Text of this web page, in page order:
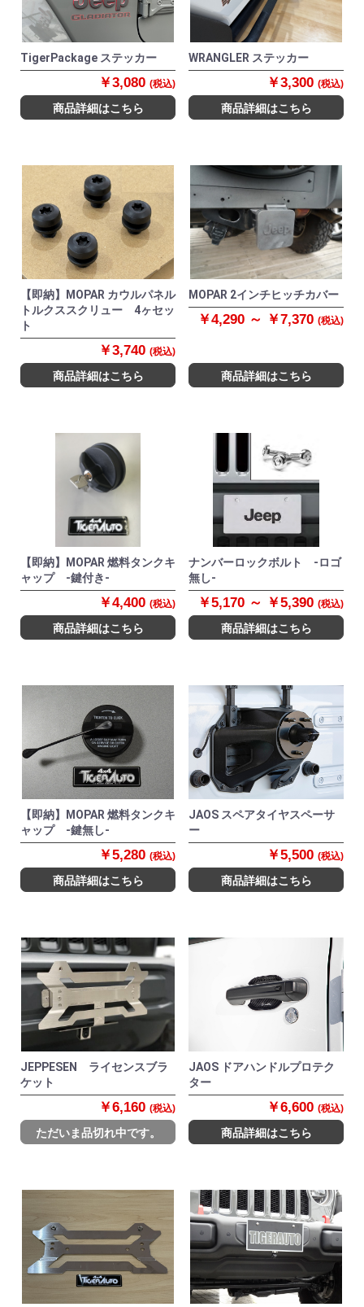
TigerPackage ステッカー
￥3,080 (税込)
商品詳細はこちら
WRANGLER ステッカー
￥3,300 (税込)
商品詳細はこちら
【即納】MOPAR カウルパネル
トルクススクリュー 4ヶセッ
ト
￥3,740 (税込)
商品詳細はこちら
MOPAR 2インチヒッチカバー
￥4,290 ～ ￥7,370 (税込)
商品詳細はこちら
【即納】MOPAR 燃料タンクキ
ャップ -鍵付き-
￥4,400 (税込)
商品詳細はこちら
ナンバーロックボルト -ロゴ
無し-
￥5,170 ～ ￥5,390 (税込)
商品詳細はこちら
【即納】MOPAR 燃料タンクキ
ャップ -鍵無し-
￥5,280 (税込)
商品詳細はこちら
JAOS スペアタイヤスペーサ
ー
￥5,500 (税込)
商品詳細はこちら
JEPPESEN ライセンスブラ
ケット
￥6,160 (税込)
ただいま品切れ中です。
JAOS ドアハンドルプロテク
ター
￥6,600 (税込)
商品詳細はこちら